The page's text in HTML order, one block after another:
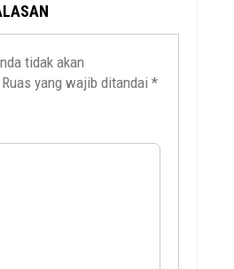
tidak akan
Ruas yang wajib ditandai*